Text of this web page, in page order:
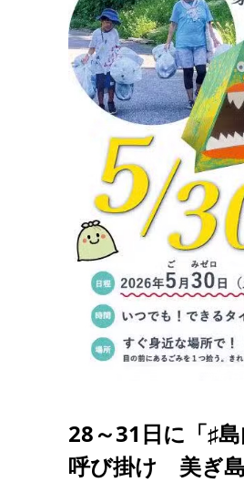
28～31日に「♯
呼び掛け 美ぎ